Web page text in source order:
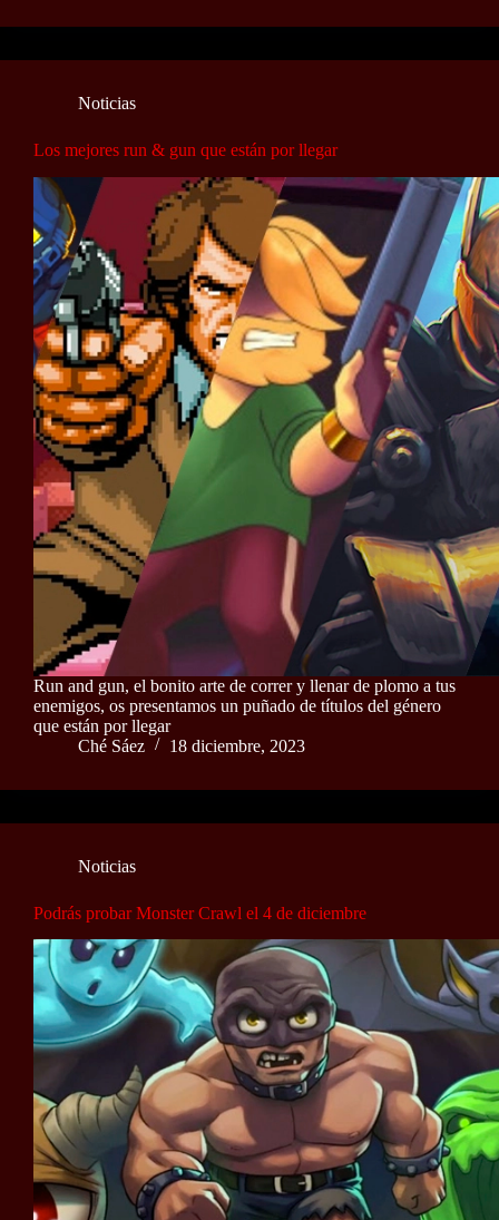
Noticias
Los mejores run & gun que están por llegar
Run and gun, el bonito arte de correr y llenar de plomo a tus
enemigos, os presentamos un puñado de títulos del género
que están por llegar
Ché Sáez
18 diciembre, 2023
Noticias
Podrás probar Monster Crawl el 4 de diciembre